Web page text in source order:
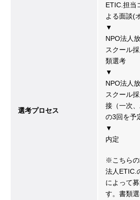
選考プロセス
ETIC.担当
よる面談(
▼
NPO法人
スクール
類選考
▼
NPO法人
スクール
接（一次、
の3回を予
▼
内定
※こちら
法人ETIC.
によって
す。書類選